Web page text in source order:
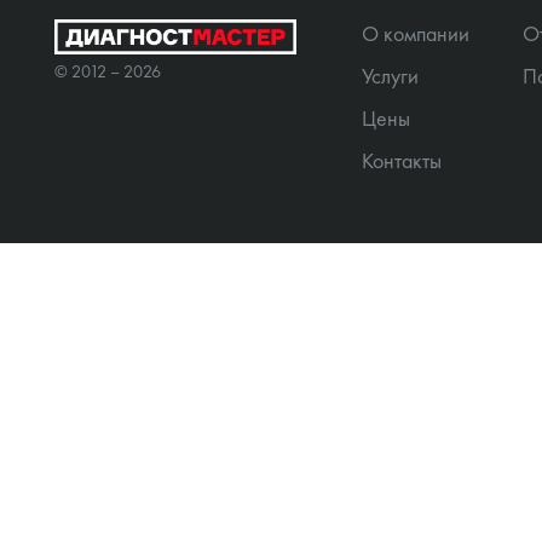
© 2012 – 2026
О компании
Услуги
Цены
Контакты